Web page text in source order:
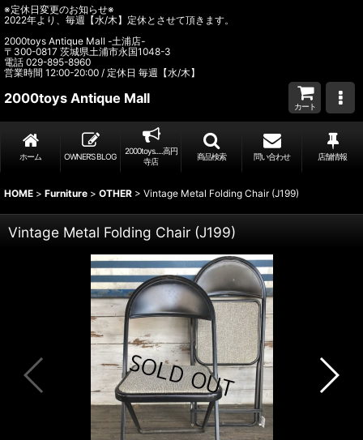
※定休日変更のお知らせ※
2022年より、毎週【水/木】定休とさせて頂きます。
2000toys Antique Mall -土浦店-
〒300-0817 茨城県土浦市永国1048-3
電話 029-895-8960
営業時間 12:00-20:00 / 定休日 毎週【水/木】
2000toys Antique Mall
カート
ホーム OWNER’S BLOG
2000toys.....高円
寺店
商品検索 問い合わせ 店舗情報
HOME > Furniture > OTHER > Vintage Metal Folding Chair (J199)
Vintage Metal Folding Chair (J199)